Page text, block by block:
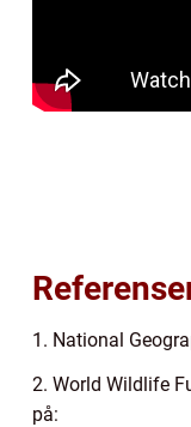
1. National
2. World Wildlife
på: